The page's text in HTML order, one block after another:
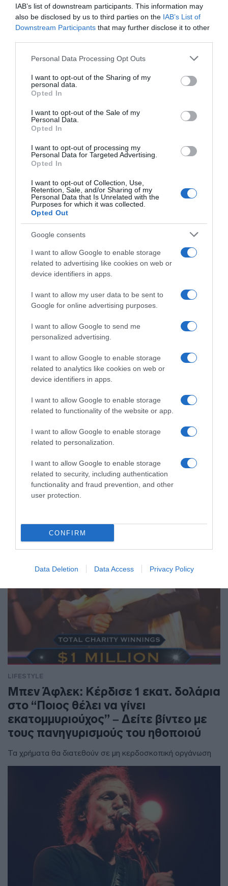
IAB’s list of downstream participants. This information may
also be disclosed by us to third parties on the IAB’s List of
Downstream Participants that may further disclose it to other
Please note that this website/app uses one or more Google
not limited to your visit or usage behaviour. You may click to
grant or deny consent to Google and its third-party tags to
use your data for below specified purposes in below Google
consent section.
Personal Data Processing Opt Outs
I want to opt-out of the Sharing of my
personal data.
Opted In
I want to opt-out of the Sale of my
Personal Data.
Opted In
I want to opt-out of processing my
Personal Data for Targeted Advertising.
Opted In
I want to opt-out of Collection, Use,
Retention, Sale, and/or Sharing of my
Personal Data that Is Unrelated with the
Purposes for which it was collected.
Opted Out
Google consents
I want to allow Google to enable storage
related to advertising like cookies on web or
device identifiers in apps.
I want to allow my user data to be sent to
Google for online advertising purposes.
I want to allow Google to send me
personalized advertising.
I want to allow Google to enable storage
related to analytics like cookies on web or
device identifiers in apps.
I want to allow Google to enable storage
related to functionality of the website or app.
I want to allow Google to enable storage
related to personalization.
I want to allow Google to enable storage
related to security, including authentication
functionality and fraud prevention, and other
user protection.
CONFIRM
Data Deletion Data Access Privacy Policy
LIFESTYLE
LIFESTYLE
Σταύρος Φλώρος: Αποκάλυψε πώς
περνάει τις στιγμές στο σπίτι του – Οι
φωτογραφίες που μοιράστηκε στο
Instagram
Ο Σταύρος Φλώρος έχει επιστρέψει στην Ελλάδα, από την
Αμερική όπου βρισκόταν σε κέντρο αποκατάστασης στο
LIFESTYLE
Μπεν Άφλεκ: Κέρδισε 1 εκατ. δολάρια
στο “Ποιος θέλει να γίνει
εκατομμυριούχος” – Δείτε βίντεο με
τους πανηγυρισμούς του ηθοποιού
Τα χρήματα θα διατεθούν σε μη κερδοσκοπική οργάνωση